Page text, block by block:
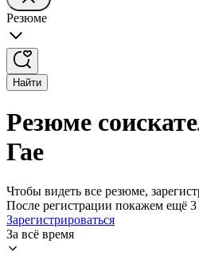
Резюме
Найти
Резюме
Гае
Чтобы видеть все резюме,
После регистрации покажем ещё
Зарегистрироваться
За всё время